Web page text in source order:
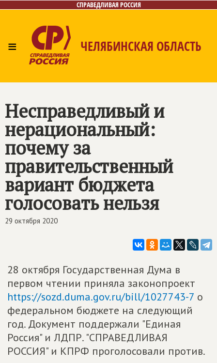
СПРАВЕДЛИВАЯ РОССИЯ
≡ ЧЕЛЯБИНСКАЯ ОБЛАСТЬ
Несправедливый и
нерациональный:
почему за
правительственный
вариант бюджета
голосовать нельзя
29 октября 2020
28 октября Государственная Дума в
первом чтении приняла законопроект
https://sozd.duma.gov.ru/bill/1027743-7 о
федеральном бюджете на следующий
год. Документ поддержали "Единая
Россия" и ЛДПР. "СПРАВЕДЛИВАЯ
РОССИЯ" и КПРФ проголосовали против.